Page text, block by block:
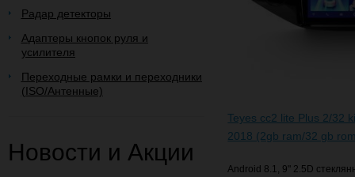
Радар детекторы
Адаптеры кнопок руля и
усилителя
Переходные рамки и переходники
(ISO/Антенные)
Новости и Акции
Teyes cc2 lite Plus 2/32
2018 (2gb ram/32 gb
Android 8.1, 9" 2.5D